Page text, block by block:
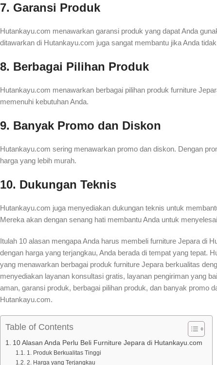
7. Garansi Produk
Hutankayu.com menawarkan garansi produk yang dapat Anda
ditawarkan di Hutankayu.com juga sangat membantu jika Anda
8. Berbagai Pilihan Produk
Hutankayu.com menawarkan berbagai pilihan produk furniture
memenuhi kebutuhan Anda.
9. Banyak Promo dan Diskon
Hutankayu.com sering menawarkan promo dan diskon. Dengan
harga yang lebih murah.
10. Dukungan Teknis
Hutankayu.com juga menyediakan dukungan teknis untuk
Mereka akan dengan senang hati membantu Anda untuk
Itulah 10 alasan mengapa Anda harus membeli furniture Jepara di
dengan harga yang terjangkau, Anda berada di tempat yang tepat.
yang menawarkan berbagai produk furniture Jepara berkualitas
menyediakan layanan konsultasi gratis, layanan pengiriman yang
aman, garansi produk, berbagai pilihan produk, dan banyak promo
Hutankayu.com.
Table of Contents
10 Alasan Anda Perlu Beli Furniture Jepara di Hutankayu.com
1. Produk Berkualitas Tinggi
2. Harga yang Terjangkau